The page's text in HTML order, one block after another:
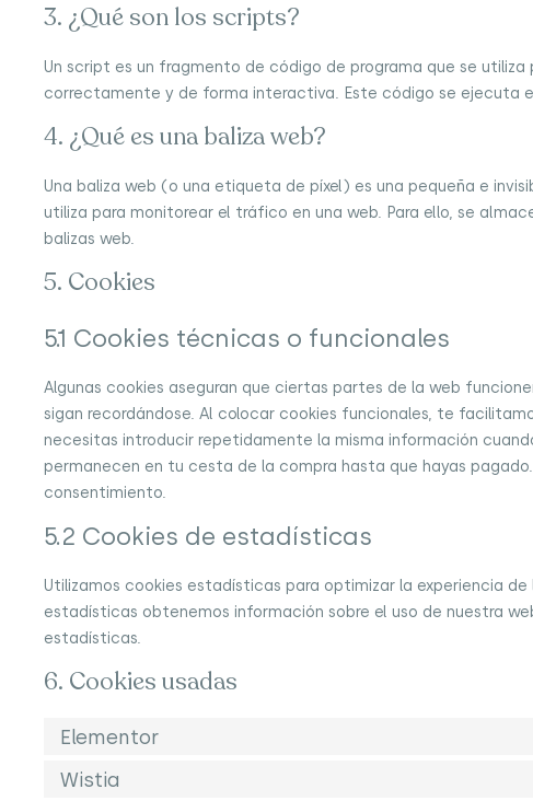
3. ¿Qué son los scripts?
Un script es un fragmento de código de programa que se
correctamente y de forma interactiva. Este código se ejecuta
4. ¿Qué es una baliza web?
Una baliza web (o una etiqueta de píxel) es una pequeña e
utiliza para monitorear el tráfico en una web. Para ello, se
balizas web.
5. Cookies
5.1 Cookies técnicas o funcionales
Algunas cookies aseguran que ciertas partes de la web
sigan recordándose. Al colocar cookies funcionales, te
necesitas introducir repetidamente la misma información
permanecen en tu cesta de la compra hasta que hayas
consentimiento.
5.2 Cookies de estadísticas
Utilizamos cookies estadísticas para optimizar la experiencia
estadísticas obtenemos información sobre el uso de nuestra
estadísticas.
6. Cookies usadas
Elementor
Wistia